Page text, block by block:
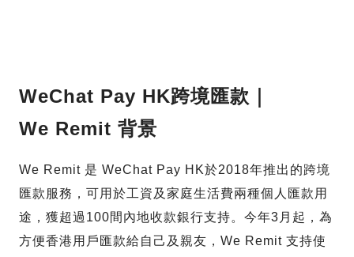
WeChat Pay HK跨境匯款｜
We Remit 背景
We Remit 是 WeChat Pay HK於2018年推出的跨境
匯款服務，可用於工資及家庭生活費兩種個人匯款用
途，獲超過100間內地收款銀行支持。今年3月起，為
方便香港用戶匯款給自己及親友，We Remit 支持使